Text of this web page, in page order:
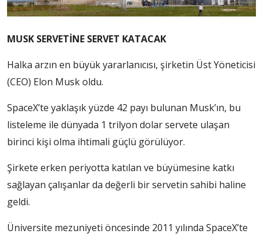
MUSK SERVETİNE SERVET KATACAK
Halka arzın en büyük yararlanıcısı, şirketin Üst Yöneticisi
(CEO) Elon Musk oldu.
SpaceX’te yaklaşık yüzde 42 payı bulunan Musk’ın, bu
listeleme ile dünyada 1 trilyon dolar servete ulaşan
birinci kişi olma ihtimali güçlü görülüyor.
Şirkete erken periyotta katılan ve büyümesine katkı
sağlayan çalışanlar da değerli bir servetin sahibi haline
geldi.
Üniversite mezuniyeti öncesinde 2011 yılında SpaceX’te